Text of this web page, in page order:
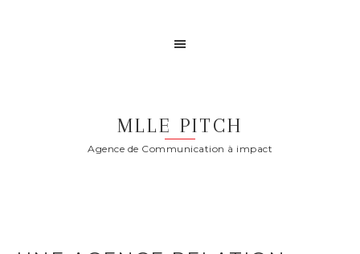
MLLE PITCH
Agence de Communication à impact